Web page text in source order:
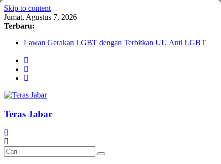
Skip to content
Jumat, Agustus 7, 2026
Terbaru:
Lawan Gerakan LGBT dengan Terbitkan UU Anti LGBT
Komnas Anti Pemurtadan Gandeng Dewan Dakwah Gelar
Seminar Nasional, Rumuskan Standarisasi Penanganan Kasus
Pemurtadan
Barat Siap Pecahkan Rekor MURI Lewat Festival Tunas
AKU NGONTÉN MAKA AKU ADA
Teras Jabar